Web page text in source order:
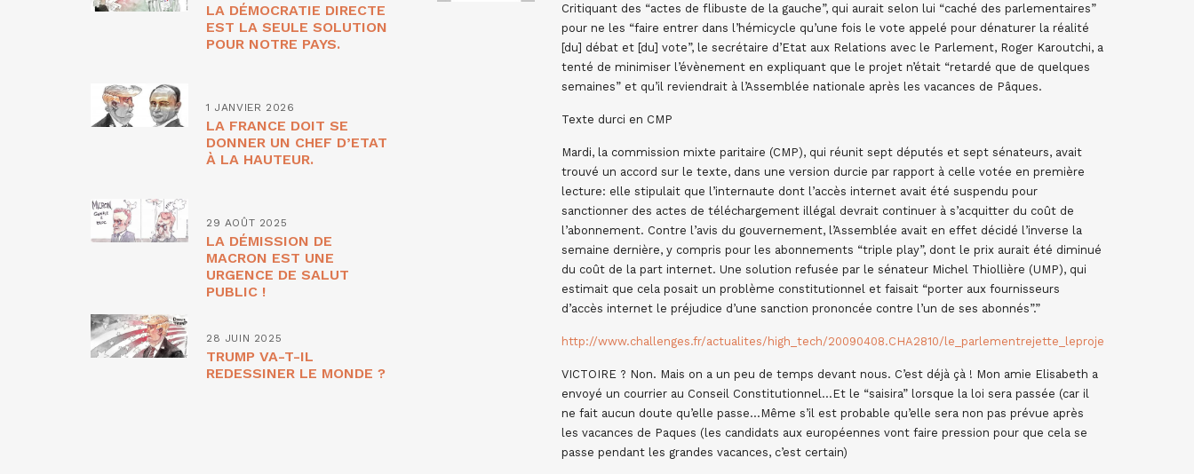
Critiquant des “actes de flibuste de la gauche”, qui aurait selon lui “caché des parlementaires”
pour ne les “faire entrer dans l’hémicycle qu’une fois le vote appelé pour dénaturer la réalité
[du] débat et [du] vote”, le secrétaire d’Etat aux Relations avec le Parlement, Roger Karoutchi, a
tenté de minimiser l’évènement en expliquant que le projet n’était “retardé que de quelques
semaines” et qu’il reviendrait à l’Assemblée nationale après les vacances de Pâques.
Texte durci en CMP
Mardi, la commission mixte paritaire (CMP), qui réunit sept députés et sept sénateurs, avait
trouvé un accord sur le texte, dans une version durcie par rapport à celle votée en première
lecture: elle stipulait que l’internaute dont l’accès internet avait été suspendu pour
sanctionner des actes de téléchargement illégal devrait continuer à s’acquitter du coût de
l’abonnement. Contre l’avis du gouvernement, l’Assemblée avait en effet décidé l’inverse la
semaine dernière, y compris pour les abonnements “triple play”, dont le prix aurait été diminué
du coût de la part internet. Une solution refusée par le sénateur Michel Thiollière (UMP), qui
estimait que cela posait un problème constitutionnel et faisait “porter aux fournisseurs
d’accès internet le préjudice d’une sanction prononcée contre l’un de ses abonnés”.”
http://www.challenges.fr/actualites/high_tech/20090408.CHA2810/
VICTOIRE ? Non. Mais on a un peu de temps devant nous. C’est déjà çà ! Mon amie Elisabeth a
envoyé un courrier au Conseil Constitutionnel…Et le “saisira” lorsque la loi sera passée (car il
ne fait aucun doute qu’elle passe…Même s’il est probable qu’elle sera non pas prévue après
les vacances de Paques (les candidats aux européennes vont faire pression pour que cela se
passe pendant les grandes vacances, c’est certain)
LA DÉMOCRATIE DIRECTE
EST LA SEULE SOLUTION
POUR NOTRE PAYS.
1 JANVIER 2026
LA FRANCE DOIT SE
DONNER UN CHEF D’ETAT
À LA HAUTEUR.
29 AOÛT 2025
LA DÉMISSION DE
MACRON EST UNE
URGENCE DE SALUT
PUBLIC !
28 JUIN 2025
TRUMP VA-T-IL
REDESSINER LE MONDE ?